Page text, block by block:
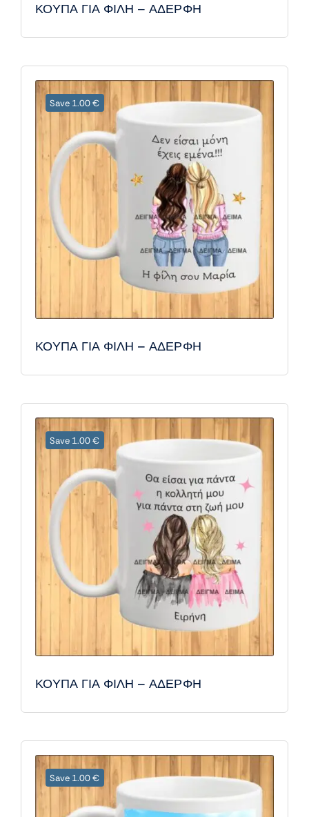
ΚΟΥΠΑ ΓΙΑ ΦΙΛΗ – ΑΔΕΡΦΗ
Save 1.00 €
ΚΟΥΠΑ ΓΙΑ ΦΙΛΗ – ΑΔΕΡΦΗ
Save 1.00 €
ΚΟΥΠΑ ΓΙΑ ΦΙΛΗ – ΑΔΕΡΦΗ
Save 1.00 €